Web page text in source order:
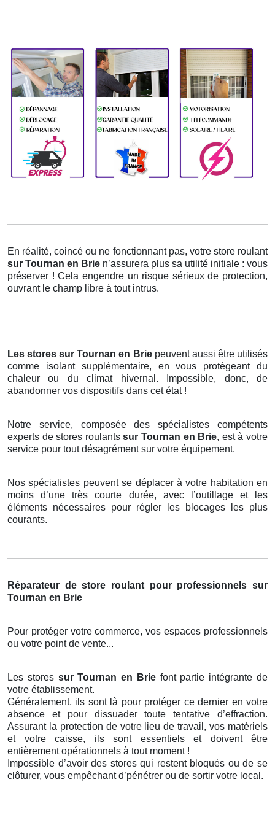
En réalité, coincé ou ne fonctionnant pas, votre store roulant
sur Tournan en Brie n’assurera plus sa utilité initiale : vous
préserver ! Cela engendre un risque sérieux de protection,
ouvrant le champ libre à tout intrus.
Les stores sur Tournan en Brie peuvent aussi être utilisés
comme isolant supplémentaire, en vous protégeant du
chaleur ou du climat hivernal. Impossible, donc, de
abandonner vos dispositifs dans cet état !
Notre service, composée des spécialistes compétents
experts de stores roulantssur Tournan en Brie, est à votre
service pour tout désagrément sur votre équipement.
Nos spécialistes peuvent se déplacer à votre habitation en
moins d’une très courte durée, avec l’outillage et les
éléments nécessaires pour régler les blocages les plus
courants.
Réparateur de store roulant pour professionnels sur
Tournan en Brie
Pour protéger votre commerce, vos espaces professionnels
ou votre point de vente...
Les stores sur Tournan en Brie font partie intégrante de
votre établissement.
Généralement, ils sont là pour protéger ce dernier en votre
absence et pour dissuader toute tentative d’effraction.
Assurant la protection de votre lieu de travail, vos matériels
et votre caisse, ils sont essentiels et doivent être
entièrement opérationnels à tout moment !
Impossible d’avoir des stores qui restent bloqués ou de se
clôturer, vous empêchant d’pénétrer ou de sortir votre local.